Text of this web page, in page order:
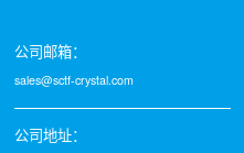
公司邮箱：
sales@sctf-crystal.com
公司地址：